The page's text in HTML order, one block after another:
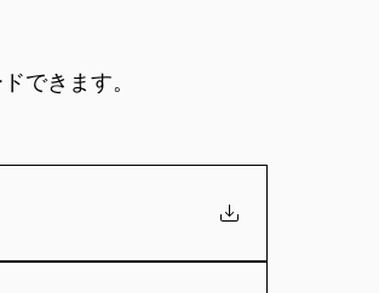
できます。